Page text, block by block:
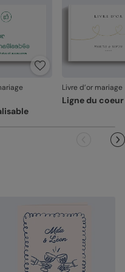
lié à l'impression, la
nous dans les 30
et relançons une
la personnalisation que
en page), le produit
Livre d’or mariage
Ligne du coeur